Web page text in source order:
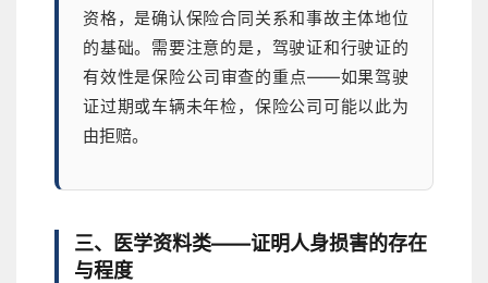
资格，是确认保险合同关系和事故主体地位
的基础。需要注意的是，驾驶证和行驶证的
有效性是保险公司审查的重点——如果驾驶
证过期或车辆未年检，保险公司可能以此为
由拒赔。
三、医学资料类——证明人身损害的存在
与程度